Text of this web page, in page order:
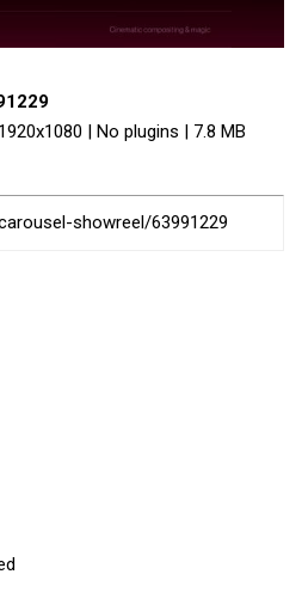
| No plugins | 7.8 MB
showreel/63991229